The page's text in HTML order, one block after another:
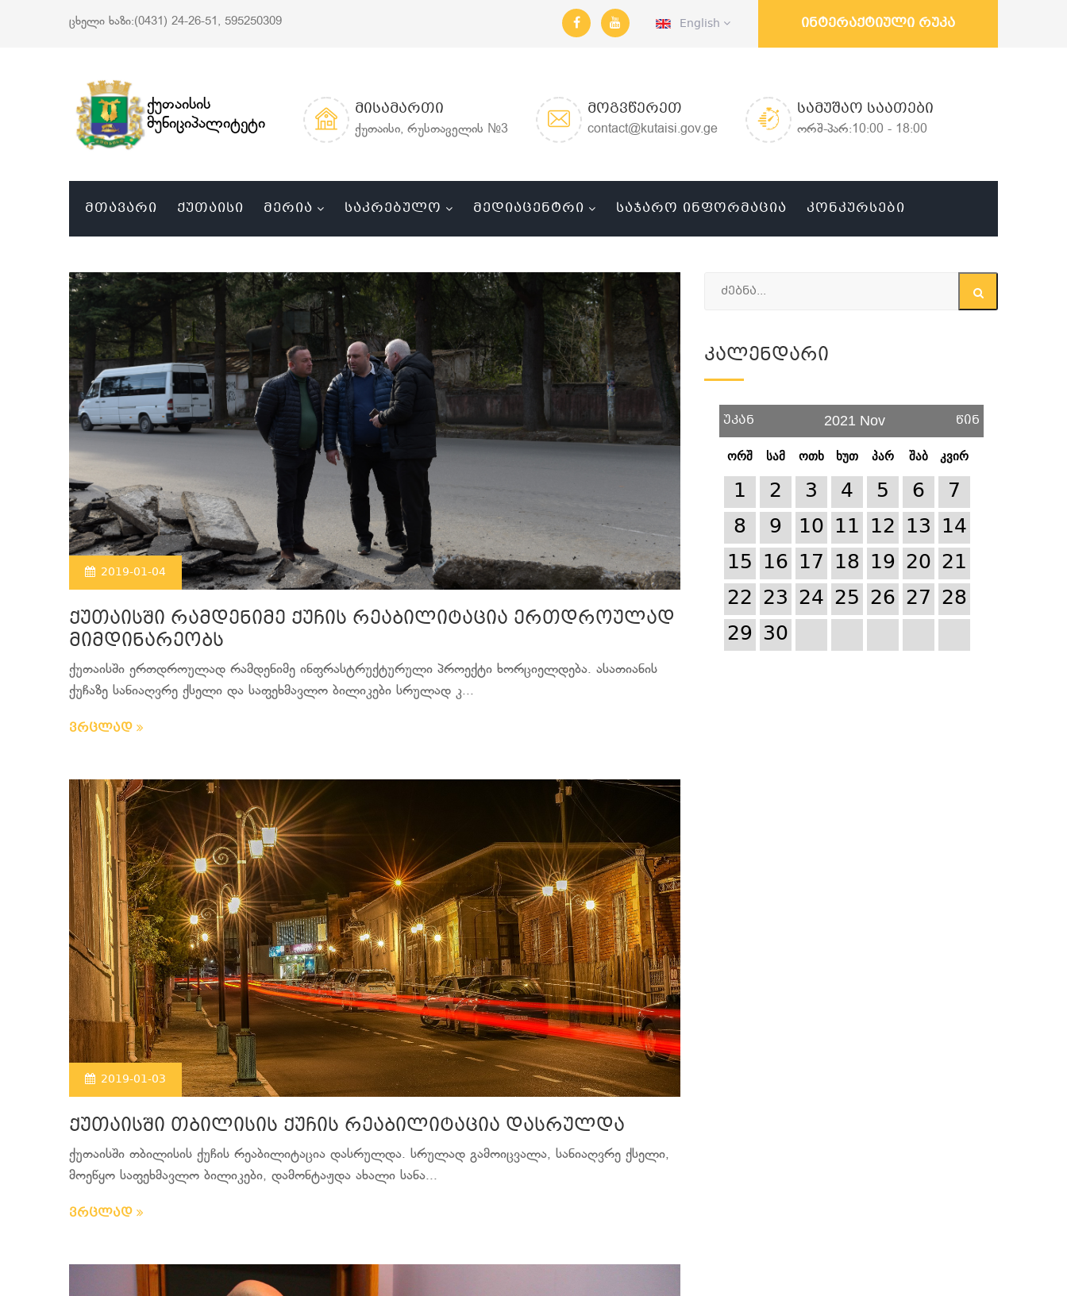
ცხელი ხაზი:(0431) 24-26-51, 595250309 English ინტერაქტიული რუკა
ქუთაისის
მუნიციპალიტეტი
ᲛᲘᲡᲐᲛᲐᲠᲗᲘ
ქუთაისი, რუსთაველის №3
ᲛᲝᲒᲕᲬᲔᲠᲔᲗ
contact@kutaisi.gov.ge
ᲡᲐᲛᲣᲨᲐᲝ ᲡᲐᲐᲗᲔᲑᲘ
ორშ-პარ:10:00 - 18:00
ᲛᲗᲐᲕᲐᲠᲘ ᲥᲣᲗᲐᲘᲡᲘ ᲛᲔᲠᲘᲐ ᲡᲐᲙᲠᲔᲑᲣᲚᲝ ᲛᲔᲓᲘᲐᲪᲔᲜᲢᲠᲘ ᲡᲐᲯᲐᲠᲝ ᲘᲜᲤᲝᲠᲛᲐᲪᲘᲐ ᲙᲝᲜᲙᲣᲠᲡᲔᲑᲘ
2019-01-04
ქუთაისში რამდენიმე ქუჩის რეაბილიტაცია ერთდროულად
მიმდინარეობს
ქუთაისში ერთდროულად რამდენიმე ინფრასტრუქტურული პროექტი ხორციელდება. ასათიანის
ქუჩაზე სანიაღვრე ქსელი და საფეხმავლო ბილიკები სრულად კ...
ვრცლად
2019-01-03
ქუთაისში თბილისის ქუჩის რეაბილიტაცია დასრულდა
ქუთაისში თბილისის ქუჩის რეაბილიტაცია დასრულდა. სრულად გამოიცვალა, სანიაღვრე ქსელი,
მოეწყო საფეხმავლო ბილიკები, დამონტაჟდა ახალი სანა...
ვრცლად
Კალენდარი
უკან 2021 Nov წინ
ორშ სამ ოთხ ხუთ პარ შაბ კვირ
1 2 3 4 5 6
7
8
9 10 11 12 13 14
15 16 17 18 19 20 21
22 23 24 25 26 27 28
29 30